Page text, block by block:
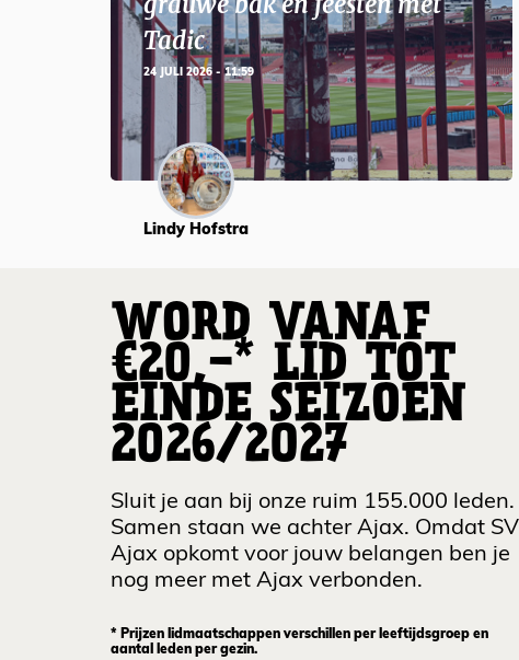
Tadic
24 JULI 2026 - 11:59
Lindy Hofstra
WORD VANAF
€20,-* LID TOT
EINDE SEIZOEN
2026/2027
Sluit je aan bij onze ruim 155.000 leden.
Samen staan we achter Ajax. Omdat SV
Ajax opkomt voor jouw belangen ben je
nog meer met Ajax verbonden.
* Prijzen lidmaatschappen verschillen per leeftijdsgroep en
aantal leden per gezin.